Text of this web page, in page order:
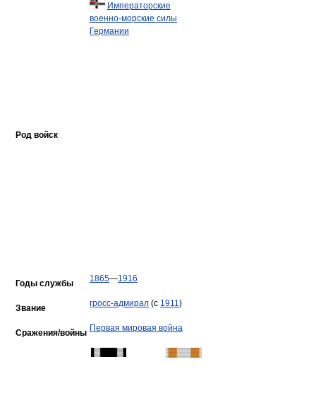
Род войск
Императорские
военно-морские силы
Германии
Годы службы 1865—1916
Звание гросс-адмирал (c 1911)
Сражения/войны Первая мировая война